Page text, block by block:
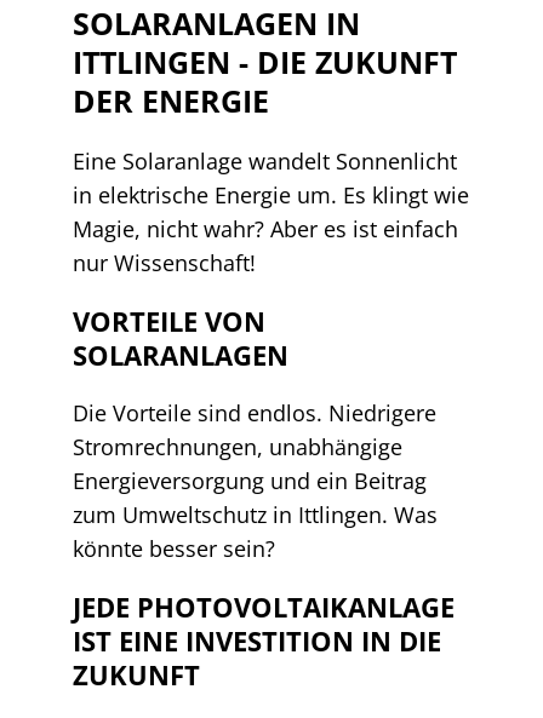
SOLARANLAGEN IN
ITTLINGEN - DIE ZUKUNFT
DER ENERGIE
Eine Solaranlage wandelt Sonnenlicht
in elektrische Energie um. Es klingt wie
Magie, nicht wahr? Aber es ist einfach
nur Wissenschaft!
VORTEILE VON
SOLARANLAGEN
Die Vorteile sind endlos. Niedrigere
Stromrechnungen, unabhängige
Energieversorgung und ein Beitrag
zum Umweltschutz in Ittlingen. Was
könnte besser sein?
JEDE PHOTOVOLTAIKANLAGE
IST EINE INVESTITION IN DIE
ZUKUNFT